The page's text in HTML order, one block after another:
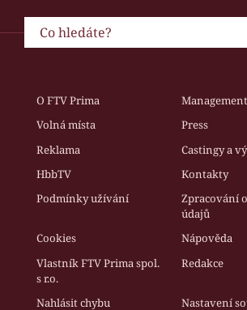
O FTV Prima
Management
Volná místa
Press
Reklama
Castingy a
HbbTV
Kontakty
Podmínky užívání
Zpracování
údajů
Cookies
Nápověda
Vlastník FTV Prima spol.
s r.o.
Redakce
Nahlásit chybu Nastavení